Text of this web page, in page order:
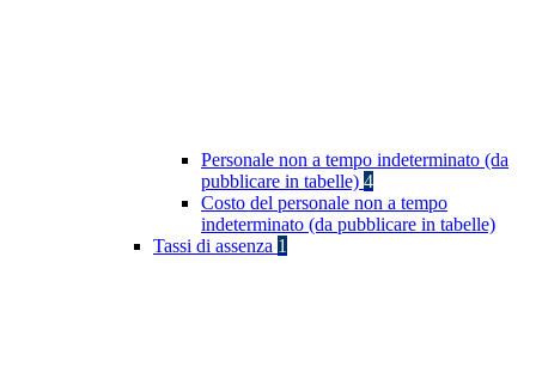
Personale non a tempo indeterminato (da
pubblicare in tabelle) 4
Costo del personale non a tempo
indeterminato (da pubblicare in tabelle)
Tassi di assenza 1